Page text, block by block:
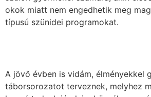
okok miatt nem engedhetik meg
típusú szünidei programokat.
A jövő évben is vidám, élményekkel
táborsorozatot terveznek, melyhez